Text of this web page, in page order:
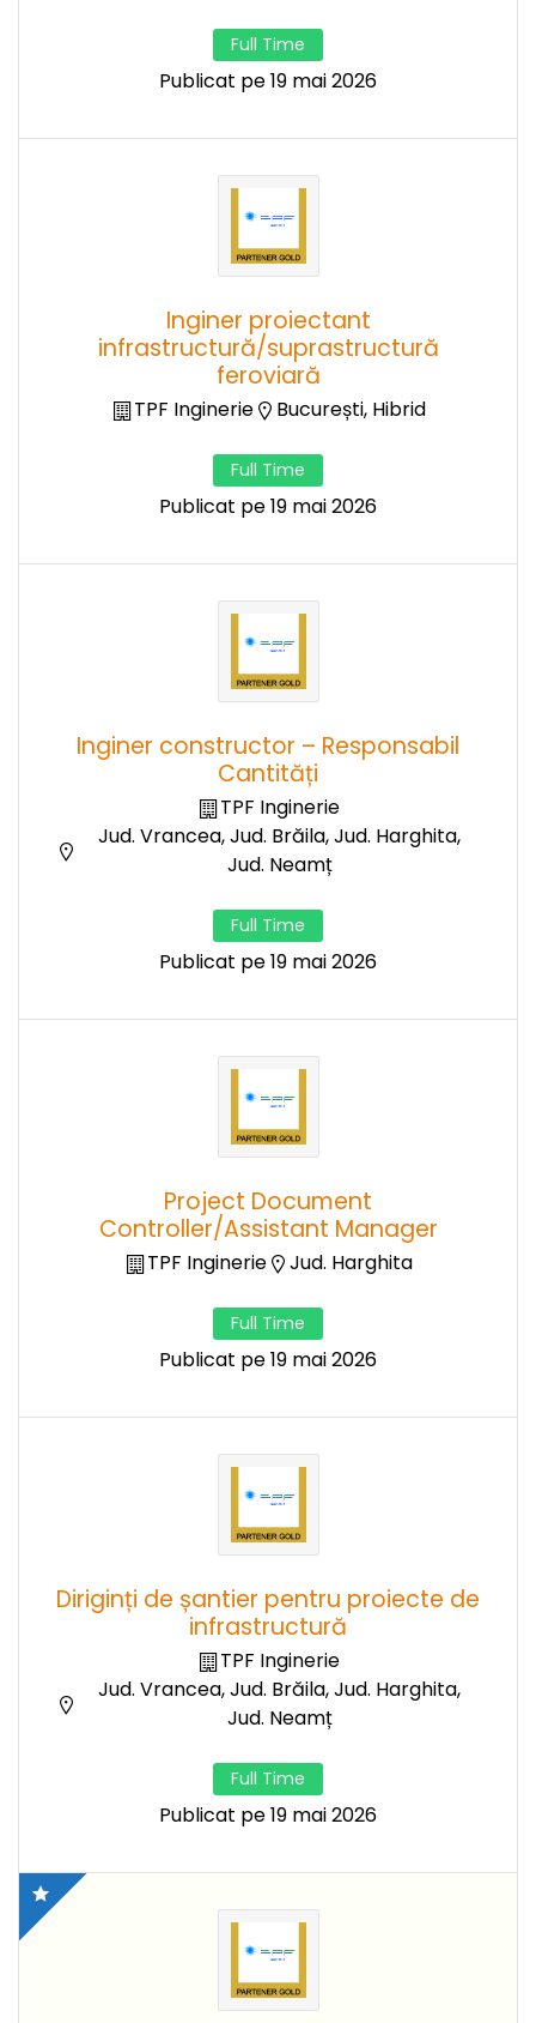
Full Time
Publicat pe 19 mai 2026
Inginer proiectant
infrastructură/suprastructură
feroviară
TPF Inginerie București, Hibrid
Full Time
Publicat pe 19 mai 2026
Inginer constructor – Responsabil
Cantități
TPF Inginerie
Jud. Vrancea, Jud. Brăila, Jud. Harghita,
Jud. Neamț
Full Time
Publicat pe 19 mai 2026
Project Document
Controller/Assistant Manager
TPF Inginerie Jud. Harghita
Full Time
Publicat pe 19 mai 2026
Diriginți de șantier pentru proiecte de
infrastructură
TPF Inginerie
Jud. Vrancea, Jud. Brăila, Jud. Harghita,
Jud. Neamț
Full Time
Publicat pe 19 mai 2026